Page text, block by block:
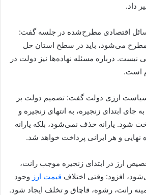
داد.
اقتصادی مطرح‌شده در جلسه گفت:
مطرح می‌شود، باید در سطح استان حل
نیست. درباره مسئله نهاده‌ها نیز دولت در
است.
ارزی دولت گفت: تصمیم دولت بر
جای ابتدای زنجیره، به انتهای زنجیره و
شود. یارانه حذف نمی‌شود، بلکه یارانه
و هر ایرانی پرداخت خواهد شد.
ارز در ابتدای زنجیره موجب رانت،
افزود: وقتی اختلاف قیمت ارز وجود
رانت، رشوه، قاچاق و تخلف ایجاد شود.